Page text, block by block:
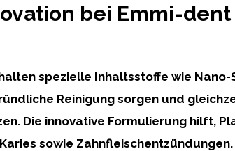
bei Emmi-dent
spezielle Inhaltsstoffe wie
Reinigung sorgen und
Die innovative Formulierung hilft,
sowie Zahnfleischentzündungen.